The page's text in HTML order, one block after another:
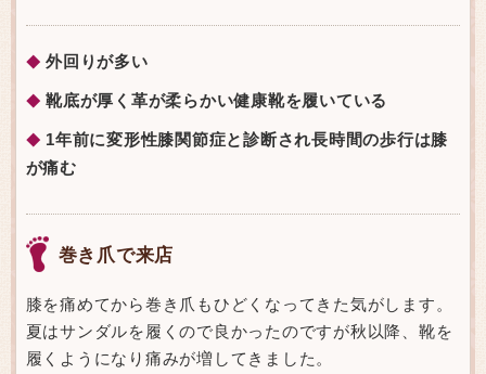
◆ 外回りが多い
◆ 靴底が厚く革が柔らかい健康靴を履いている
◆ 1年前に変形性膝関節症と診断され長時間の歩行は膝
が痛む
巻き爪で来店
膝を痛めてから巻き爪もひどくなってきた気がします。
夏はサンダルを履くので良かったのですが秋以降、靴を
履くようになり痛みが増してきました。